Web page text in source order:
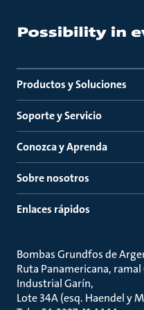
Productos y Soluciones
Soporte y Servicio
Conozca y Aprenda
Sobre nosotros
Enlaces rápidos
Bombas Grundfos de
Ruta Panamericana,
Industrial Garín
Lote 34A (esq. Haendel y